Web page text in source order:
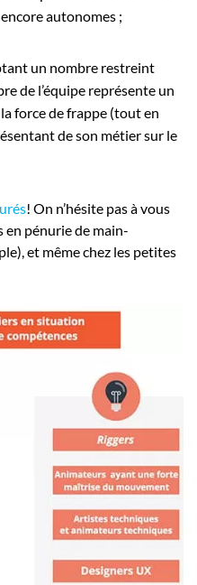
autonomes ;
un nombre restreint
de l’équipe représente un
force de frappe (tout en
de son métier sur le
! On n’hésite pas à vous
en pénurie de main-
et même chez les petites